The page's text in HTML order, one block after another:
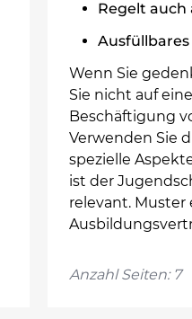
Regelt auch
Wenn Sie
Sie nicht auf
Beschäftigung
Verwenden Sie
spezielle
ist der
relevant. Muster
Anzahl Seiten: 7